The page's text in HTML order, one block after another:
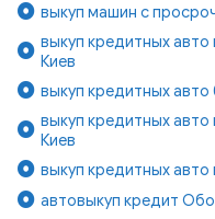
выкуп машин с
выкуп кредитных
Киев
выкуп кредитных
выкуп кредитных
Киев
выкуп кредитных
автовыкуп кредит